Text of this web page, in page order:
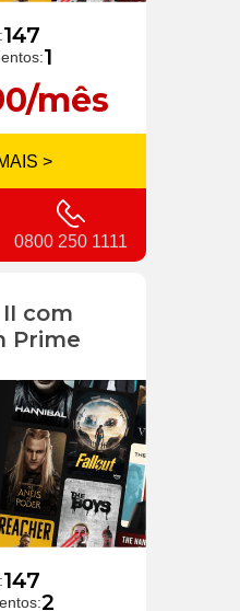
147
1
mês
>
0800 250 1111
II com
Prime
147
2